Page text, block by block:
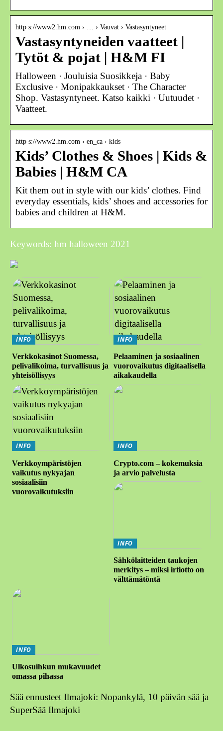
http s://www2.hm.com › … › Vauvat › Vastasyntyneet
Vastasyntyneiden vaatteet |
Tytöt & pojat | H&M FI
Halloween · Jouluisia Suosikkeja · Baby
Exclusive · Monipakkaukset · The Character
Shop. Vastasyntyneet. Katso kaikki · Uutuudet ·
Vaatteet.
http s://www2.hm.com › en_ca › kids
Kids’ Clothes & Shoes | Kids &
Babies | H&M CA
Kit them out in style with our kids’ clothes. Find
everyday essentials, kids’ shoes and accessories for
babies and children at H&M.
Keywords: hm halloween 2021
INFO
Verkkokasinot Suomessa,
pelivalikoima, turvallisuus ja
yhteisöllisyys
INFO
Pelaaminen ja sosiaalinen
vuorovaikutus digitaalisella
aikakaudella
INFO
Verkkoympäristöjen
vaikutus nykyajan
sosiaalisiin
vuorovaikutuksiin
INFO
Crypto.com – kokemuksia
ja arvio palvelusta
INFO
Sähkölaitteiden taukojen
merkitys – miksi irtiotto on
välttämätöntä
INFO
Ulkosuihkun mukavuudet
omassa pihassa
Sää ennusteet Ilmajoki: Nopankylä, 10 päivän sää ja
SuperSää Ilmajoki